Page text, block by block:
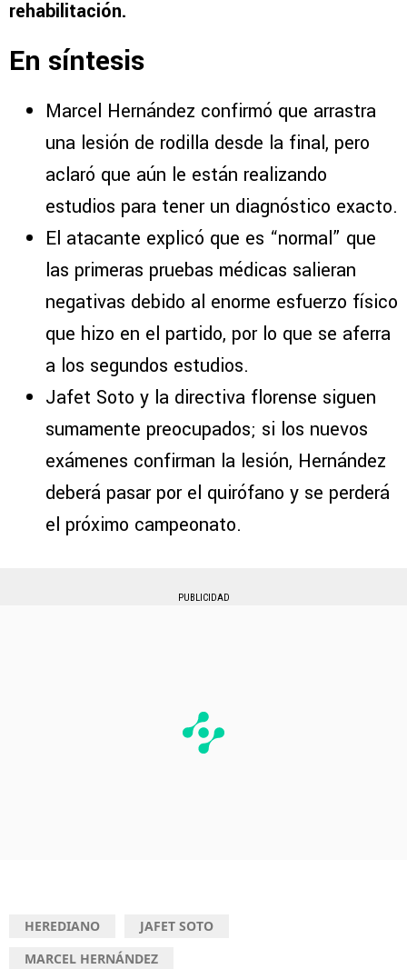
rehabilitación.
En síntesis
Marcel Hernández confirmó que arrastra
una lesión de rodilla desde la final, pero
aclaró que aún le están realizando
estudios para tener un diagnóstico exacto.
El atacante explicó que es “normal” que
las primeras pruebas médicas salieran
negativas debido al enorme esfuerzo físico
que hizo en el partido, por lo que se aferra
a los segundos estudios.
Jafet Soto y la directiva florense siguen
sumamente preocupados; si los nuevos
exámenes confirman la lesión, Hernández
deberá pasar por el quirófano y se perderá
el próximo campeonato.
PUBLICIDAD
HEREDIANO
JAFET SOTO
MARCEL HERNÁNDEZ